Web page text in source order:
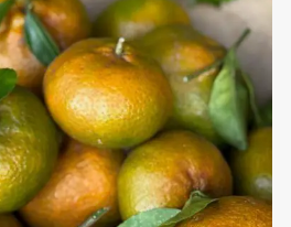
sweetkwisine
Nov 21